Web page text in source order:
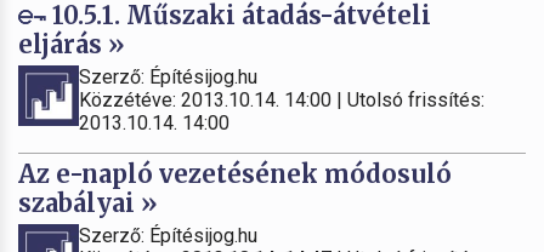
10.5.1. Műszaki átadás-átvételi
eljárás »
Szerző: Építésijog.hu
Közzétéve: 2013.10.14. 14:00 | Utolsó frissítés:
2013.10.14. 14:00
Az e-napló vezetésének módosuló
szabályai »
Szerző: Építésijog.hu